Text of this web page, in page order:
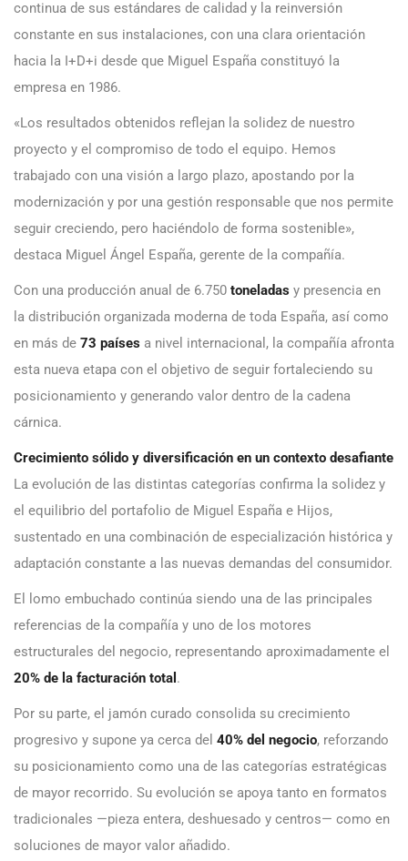
continua de sus estándares de calidad y la reinversión
constante en sus instalaciones, con una clara orientación
hacia la I+D+i desde que Miguel España constituyó la
empresa en 1986.
«Los resultados obtenidos reflejan la solidez de nuestro
proyecto y el compromiso de todo el equipo. Hemos
trabajado con una visión a largo plazo, apostando por la
modernización y por una gestión responsable que nos permite
seguir creciendo, pero haciéndolo de forma sostenible»,
destaca Miguel Ángel España, gerente de la compañía.
Con una producción anual de 6.750 toneladas y presencia en
la distribución organizada moderna de toda España, así como
en más de 73 países a nivel internacional, la compañía afronta
esta nueva etapa con el objetivo de seguir fortaleciendo su
posicionamiento y generando valor dentro de la cadena
cárnica.
Crecimiento sólido y diversificación en un contexto desafiante
La evolución de las distintas categorías confirma la solidez y
el equilibrio del portafolio de Miguel España e Hijos,
sustentado en una combinación de especialización histórica y
adaptación constante a las nuevas demandas del consumidor.
El lomo embuchado continúa siendo una de las principales
referencias de la compañía y uno de los motores
estructurales del negocio, representando aproximadamente el
20% de la facturación total .
Por su parte, el jamón curado consolida su crecimiento
progresivo y supone ya cerca del 40% del negocio, reforzando
su posicionamiento como una de las categorías estratégicas
de mayor recorrido. Su evolución se apoya tanto en formatos
tradicionales —pieza entera, deshuesado y centros— como en
soluciones de mayor valor añadido.